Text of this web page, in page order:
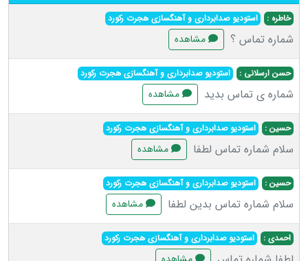
خاطره : استودیو صدابرداری و آهنگسازی هجرت رکورد
شماره تماس ؟ مشاهده
حسن ارسلانی : استودیو صدابرداری و آهنگسازی هجرت رکورد
شماره ی تماس بدید مشاهده
حسین : استودیو صدابرداری و آهنگسازی هجرت رکورد
سلام شماره تماس لطفا مشاهده
حسین : استودیو صدابرداری و آهنگسازی هجرت رکورد
سلام شماره تماس بدین لطفا مشاهده
احمدی : استودیو صدابرداری و آهنگسازی هجرت رکورد